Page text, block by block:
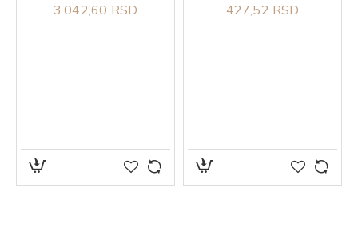
3.042,60 RSD 427,52 RSD